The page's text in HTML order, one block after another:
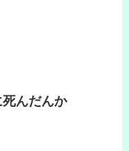
んだんか